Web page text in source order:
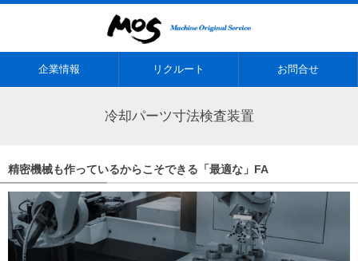
企業情報 リクルート お問合せ
冷却パーツ寸法検査装置
精密機械も作っているからこそできる「最適な」FA